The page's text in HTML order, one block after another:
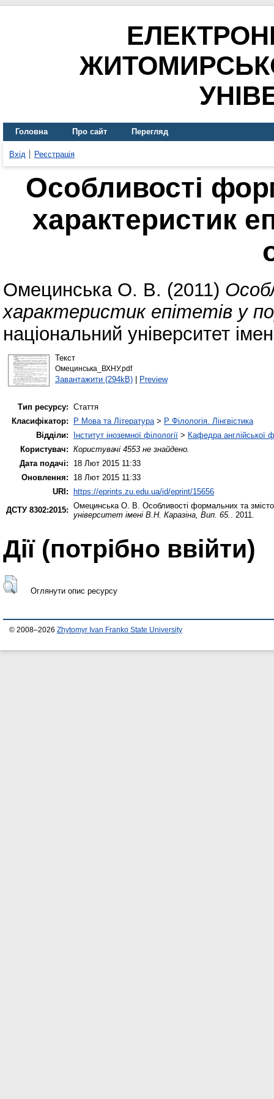
Головна Про сайт Перегляд
Вхід Реєстрація
Особливості
характеристик
Омецинська О. В. (2011)
характеристик епітетів у
національний університет
Текст
Омецинська_ВХНУ.pdf
Завантажити (294kB)| Preview
Тип ресурсу: Стаття
Класифікатор:
P Мова та Література> P Філологія. Лінгвістика
Відділи:
Інститут іноземної філології > Кафедра англійської
Користувач: Користувачі 4553 не знайдено.
Дата подачі:
18 Лют 2015 11:33
Оновлення:
18 Лют 2015 11:33
URI:
https://eprints.zu.edu.ua/id/eprint/15656
ДСТУ 8302:2015: Омецинська О. В. Особливості формальних та
університет імені В.Н. Каразіна, Вип. 65. . 2011.
Дії ​​(потрібно ввійти)
Оглянути опис ресурсу
© 2008–2026 Zhytomyr Ivan Franko State University